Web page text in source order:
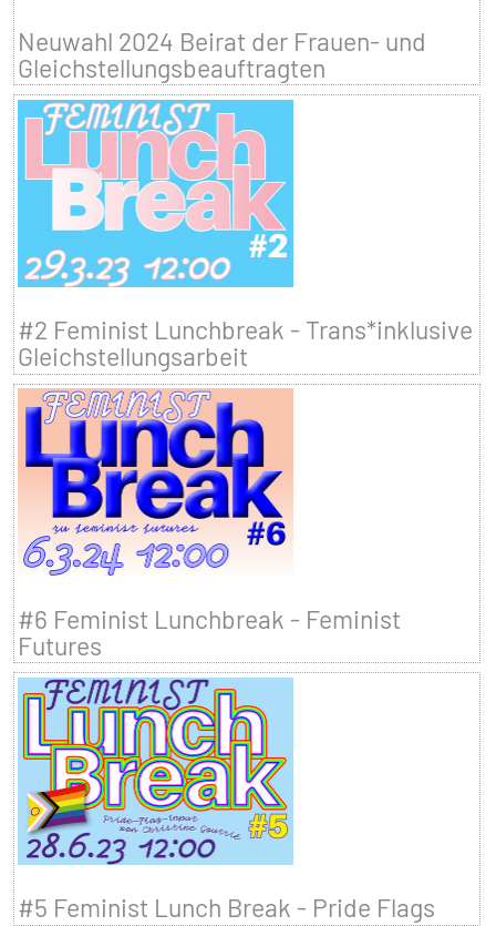
Neuwahl 2024 Beirat der Frauen- und
Gleichstellungsbeauftragten
#2 Feminist Lunchbreak - Trans*inklusive
Gleichstellungsarbeit
#6 Feminist Lunchbreak - Feminist
Futures
#5 Feminist Lunch Break - Pride Flags